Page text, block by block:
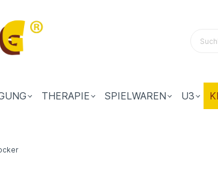
THERAPIE SPIELWAREN U3